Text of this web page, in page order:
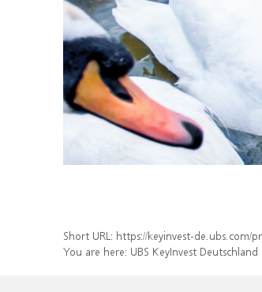
Short URL: https://keyinvest-de.ubs.com/
You are here: UBS KeyInvest Deutschland